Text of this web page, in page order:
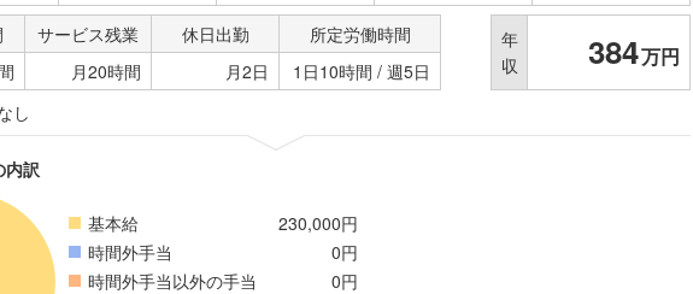
サービス残業 休日出勤
所定労働時間
月20時間 月2日 1日10時間 / 週5日
年
収
384万円
し
内訳
基本給
230,000円
時間外手当
0円
時間外手当以外の手当
0円